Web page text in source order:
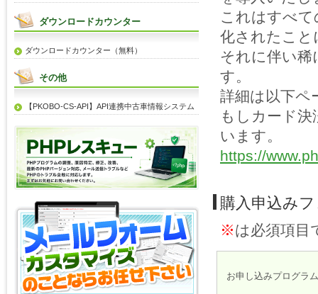
これはすべ
化されたこ
それに伴い
す。
詳細は以下ペ
もしカード
います。
https://
購入申込み
※は必須項目
お申し込みプログラ
ダウンロードカウンター
ダウンロードカウンター（無料）
その他
【PKOBO-CS-API】API連携中古車情報システム